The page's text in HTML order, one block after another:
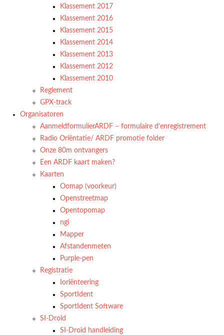
Klassement 2017
Klassement 2016
Klassement 2015
Klassement 2014
Klassement 2013
Klassement 2012
Klassement 2010
Reglement
GPX-track
Organisatoren
AanmeldformulierARDF – formulaire d’enregistrement
Radio Oriëntatie/ ARDF promotie folder
Onze 80m ontvangers
Een ARDF kaart maken?
Kaarten
Oomap (voorkeur)
Openstreetmap
Opentopomap
ngi
Mapper
Afstandenmeten
Purple-pen
Registratie
Ioriënteering
SportIdent
SportIdent Software
SI-Droid
SI-Droid handleiding